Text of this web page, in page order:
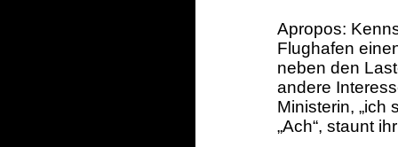
Apropos:
Flughafen
neben den
andere
Ministerin, „ich
„Ach“, staunt